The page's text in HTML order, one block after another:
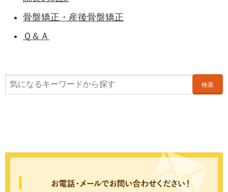
骨盤矯正・産後骨盤矯正
Ｑ＆Ａ
検索